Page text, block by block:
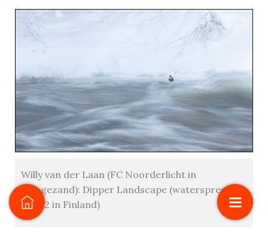
Willy van der Laan (FC Noorderlicht in
Hoogezand): Dipper Landscape (waterspreeuw
bij -32 in Finland)